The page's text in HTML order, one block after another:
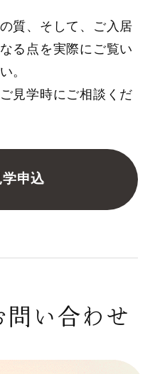
質、そして、ご入居
る点を実際にご覧い
。
見学時にご相談くだ
申込
問い合わせ